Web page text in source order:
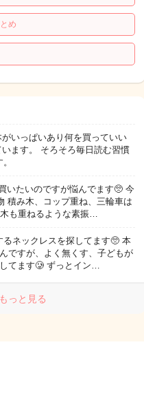
め
いっぱいあり何を買っていい
ます。 そろそろ毎日読む習慣
いたいのですが悩んでます🥺 今
積み木、コップ重ね、三輪車は
も重ねるような素振…
ネックレスを探してます🥺 本
ですが、よく無くす、子どもが
てます🥲 ずっとイン…
っと見る